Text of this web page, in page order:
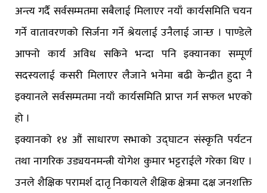
अन्त्य गर्दै सर्वसम्मतमा सबैलाई मिलाएर नयाँ कार्यसमिति चयन
गर्ने वातावरणको सिर्जना गर्ने श्रेयलाई उनैलाई जान्छ । पाण्डेले
आफ्नो कार्य अविध सकिने भन्दा पनि इक्यानका सम्पूर्ण
सदस्यलाई कसरी मिलाएर लैजाने भनेमा बढी केन्द्रीत हुदा नै
इक्यानले सर्वसम्मतमा नयाँ कार्यसमिति प्राप्त गर्न सफल भएको
हो ।
इक्यानको १४ औं साधारण सभाको उद्घाटन संस्कृति पर्यटन
तथा नागरिक उड्ययनमन्त्री योगेश कुमार भट्टराईले गरेका थिए ।
उनले शैक्षिक परामर्श दातृ निकायले शैक्षिक क्षेत्रमा दक्ष जनशक्ति